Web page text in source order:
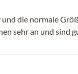
die normale
sehr an und sind